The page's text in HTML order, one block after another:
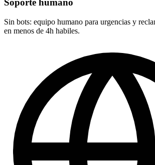
Soporte humano
Sin bots: equipo humano para urgencias y
en menos de 4h habiles.